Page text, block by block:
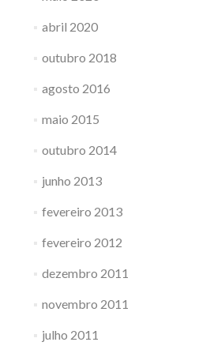
abril 2020
outubro 2018
agosto 2016
maio 2015
outubro 2014
junho 2013
fevereiro 2013
fevereiro 2012
dezembro 2011
novembro 2011
julho 2011